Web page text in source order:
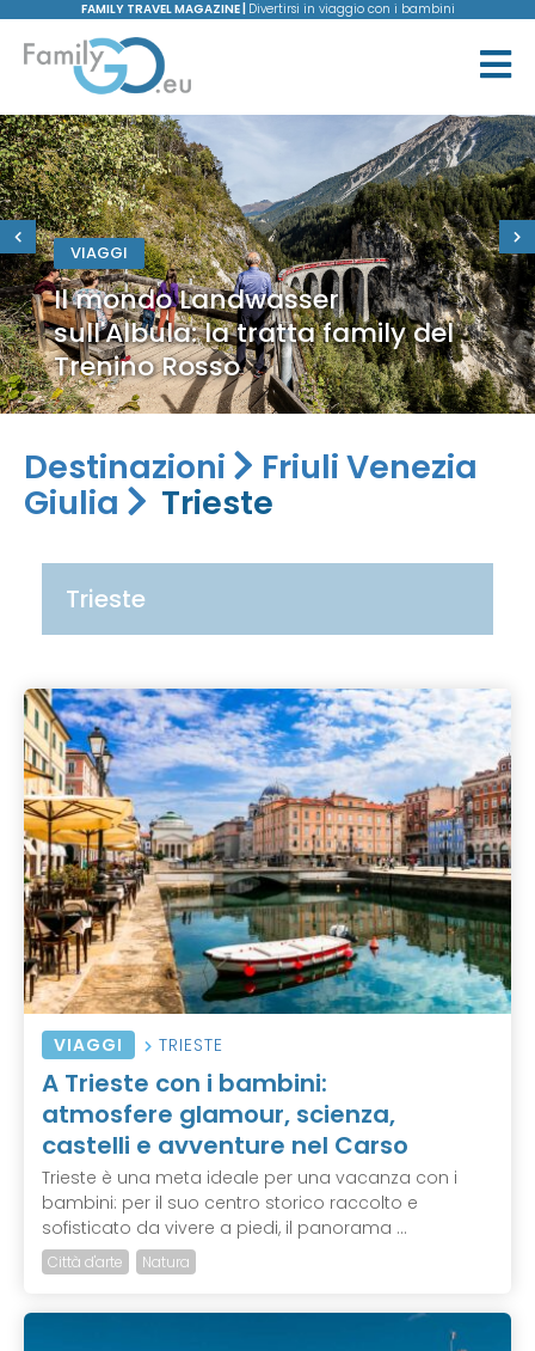
FAMILY TRAVEL MAGAZINE | Divertirsi in viaggio con i bambini
VIAGGI
Il mondo Landwasser
sull'Albula: la tratta family del
Trenino Rosso
Destinazioni
Friuli Venezia
Giulia
Trieste
Trieste
VIAGGI TRIESTE
A Trieste con i bambini:
atmosfere glamour, scienza,
castelli e avventure nel Carso
Trieste è una meta ideale per una vacanza con i
bambini: per il suo centro storico raccolto e
sofisticato da vivere a piedi, il panorama ...
Città d'arte Natura